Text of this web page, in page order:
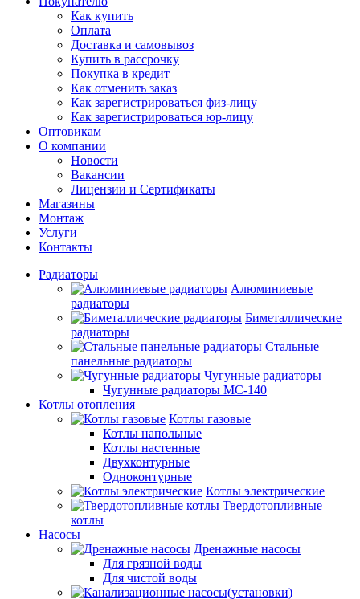
Как купить
Оплата
Доставка и самовывоз
Купить в рассрочку
Покупка в кредит
Как отменить заказ
Как зарегистрироваться физ-лицу
Как зарегистрироваться юр-лицу
Оптовикам
О компании
Новости
Вакансии
Лицензии и Сертификаты
Магазины
Монтаж
Услуги
Контакты
Радиаторы
Алюминиевые
радиаторы
Биметаллические
радиаторы
Стальные
панельные радиаторы
Чугунные радиаторы
Чугунные радиаторы МС-140
Котлы отопления
Котлы газовые
Котлы напольные
Котлы настенные
Двухконтурные
Одноконтурные
Котлы электрические
Твердотопливные
котлы
Насосы
Дренажные насосы
Для грязной воды
Для чистой воды